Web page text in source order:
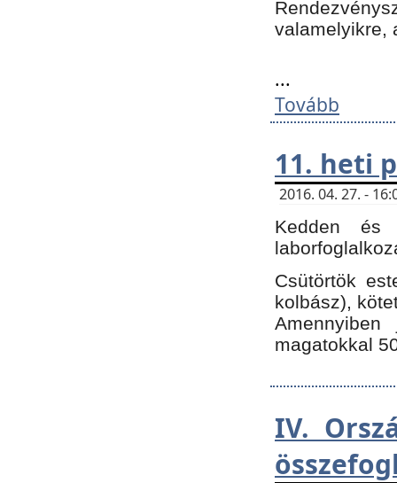
valamelyikre,
...
Tovább
11. heti
2016. 04. 27. -
Kedden és
Csütörtök
kolbász),
Amennyiben
magatokkal
IV.